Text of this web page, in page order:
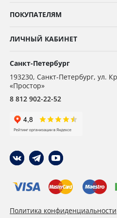
ПОКУПАТЕЛЯМ
ЛИЧНЫЙ КАБИНЕТ
Санкт-Петербург
193230, Санкт-Петербург, ул.
«Простор»
8 812 902-22-52
Политика конфиденциальности